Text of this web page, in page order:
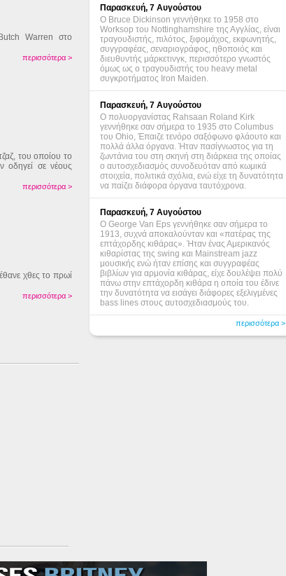
Warren στο
περισσότερα >
του οποίου το
οδηγεί σε νέους
περισσότερα >
χθες το πρωί
περισσότερα >
Παρασκευή, 7 Αυγούστου
Ο Bruce Dickinson γεννήθηκε το 1958 στο
Worksop του Nottinghamshire της Αγγλίας, είναι
τραγουδιστής, πιλότος, ξιφομάχος, εκφωνητής,
συγγραφέας, σεναριογράφος, ηθοποιός και
διευθυντής μάρκετινγκ, περισσότερο γνωστός
όμως ως ο τραγουδιστής του heavy metal
συγκροτήματος Iron Maiden.
Παρασκευή, 7 Αυγούστου
Ο πολυοργανίστας Rahsaan Roland Kirk
γεννήθηκε σαν σήμερα το 1935 στο Columbus
του Ohio, Έπαιζε τενόρο σαξόφωνο φλάουτο και
πολλά άλλα όργανα. Ήταν πασίγνωστος για τη
ζωντάνια του στη σκηνή στη διάρκεια της οποίας
ο αυτοσχεδιασμός συνοδευόταν από κωμικά
στοιχεία, πολιτικά σχόλια, ενώ είχε τη δυνατότητα
να παίζει διάφορα όργανα ταυτόχρονα.
Παρασκευή, 7 Αυγούστου
Ο George Van Eps γεννήθηκε σαν σήμερα το
1913, συχνά αποκαλούνταν και «πατέρας της
επτάχορδης κιθάρας». Ήταν ένας Αμερικανός
κιθαρίστας της swing και Mainstream jazz
μουσικής ενώ ήταν επίσης και συγγραφέας
βιβλίων για αρμονία κιθάρας, είχε δουλέψει πολύ
πάνω στην επτάχορδη κιθάρα η οποία του έδινε
την δυνατότητα να εισάγει διάφορες εξελιγμένες
bass lines στους αυτοσχεδιασμούς του.
περισσότερα >